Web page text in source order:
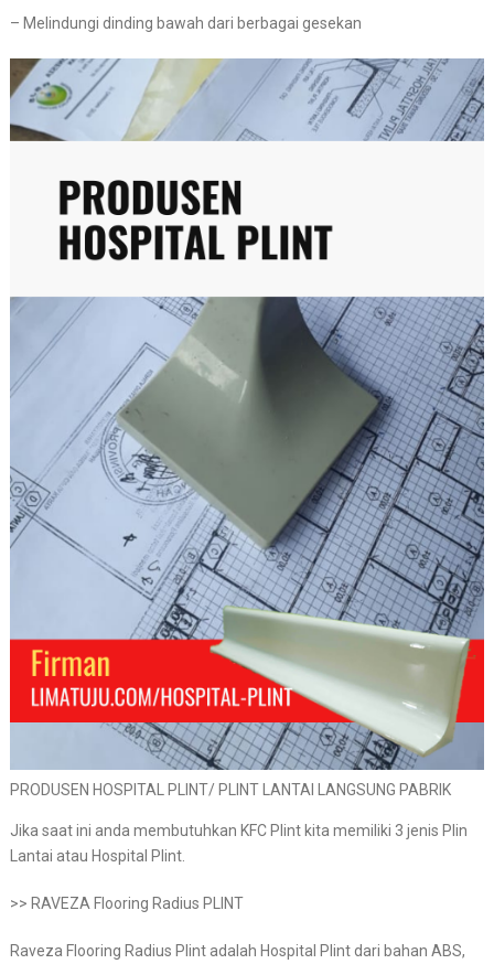
– Melindungi dinding bawah dari berbagai gesekan
PRODUSEN HOSPITAL PLINT/ PLINT LANTAI LANGSUNG PABRIK
Jika saat ini anda membutuhkan KFC Plint kita memiliki 3 jenis Plin
Lantai atau Hospital Plint.
>> RAVEZA Flooring Radius PLINT
Raveza Flooring Radius Plint adalah Hospital Plint dari bahan ABS,